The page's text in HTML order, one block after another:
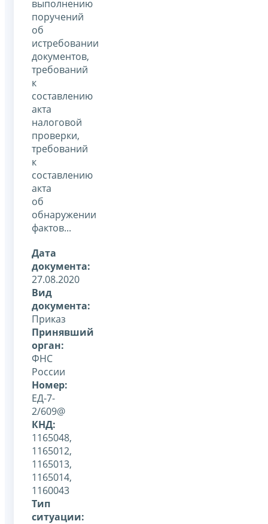
выполнению
поручений
об
истребовании
документов,
требований
к
составлению
акта
налоговой
проверки,
требований
к
составлению
акта
об
обнаружении
фактов...
Дата
документа:
27.08.2020
Вид
документа:
Приказ
Принявший
орган:
ФНС
России
Номер:
ЕД-7-
2/609@
КНД:
1165048,
1165012,
1165013,
1165014,
1160043
Тип
ситуации: